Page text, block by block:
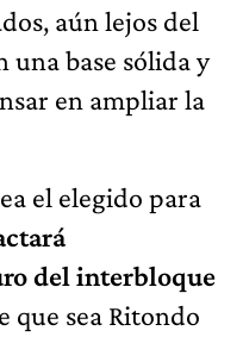
aún lejos del
una base sólida y
en ampliar la
el elegido para
del interbloque
que sea Ritondo